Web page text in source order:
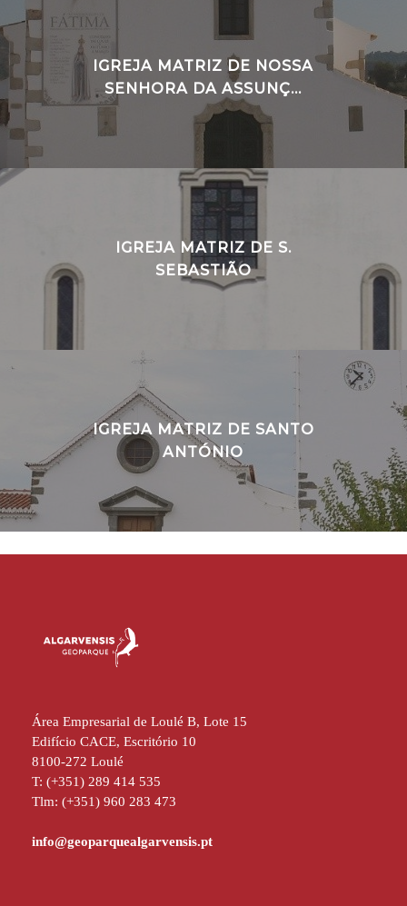
IGREJA MATRIZ DE NOSSA
SENHORA DA ASSUNÇ...
IGREJA MATRIZ DE S.
SEBASTIÃO
IGREJA MATRIZ DE SANTO
ANTÓNIO
Área Empresarial de Loulé B, Lote 15
Edifício CACE, Escritório 10
8100-272 Loulé
T: (+351) 289 414 535
Tlm: (+351) 960 283 473